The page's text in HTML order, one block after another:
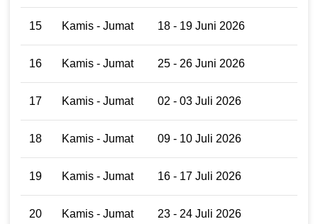
15 Kamis - Jumat 18 - 19 Juni 2026
16 Kamis - Jumat 25 - 26 Juni 2026
17 Kamis - Jumat 02 - 03 Juli 2026
18 Kamis - Jumat 09 - 10 Juli 2026
19 Kamis - Jumat 16 - 17 Juli 2026
20 Kamis - Jumat 23 - 24 Juli 2026